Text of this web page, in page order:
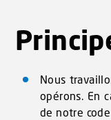
Nous
opérons. En
de notre